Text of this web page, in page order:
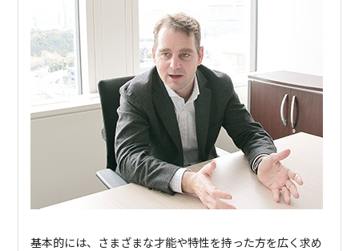
基本的には、さまざまな才能や特性を持った方を広く求め